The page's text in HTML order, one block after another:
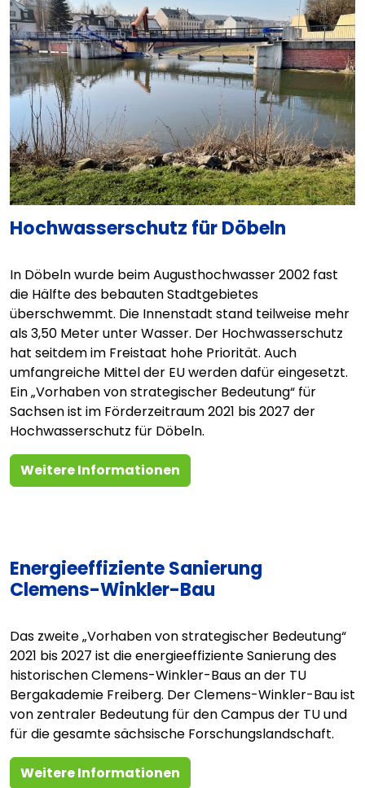
Hochwasserschutz für Döbeln
In Döbeln wurde beim Augusthochwasser 2002 fast
die Hälfte des bebauten Stadtgebietes
überschwemmt. Die Innenstadt stand teilweise mehr
als 3,50 Meter unter Wasser. Der Hochwasserschutz
hat seitdem im Freistaat hohe Priorität. Auch
umfangreiche Mittel der EU werden dafür eingesetzt.
Ein „Vorhaben von strategischer Bedeutung“ für
Sachsen ist im Förderzeitraum 2021 bis 2027 der
Hochwasserschutz für Döbeln.
Weitere Informationen
Energieeffiziente Sanierung
Clemens-Winkler-Bau
Das zweite „Vorhaben von strategischer Bedeutung“
2021 bis 2027 ist die energieeffiziente Sanierung des
historischen Clemens-Winkler-Baus an der TU
Bergakademie Freiberg. Der Clemens-Winkler-Bau ist
von zentraler Bedeutung für den Campus der TU und
für die gesamte sächsische Forschungslandschaft.
Weitere Informationen